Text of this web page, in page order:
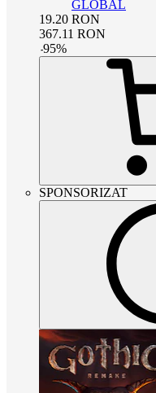
GLOBAL
19.20 RON
367.11 RON
-95%
SPONSORIZAT